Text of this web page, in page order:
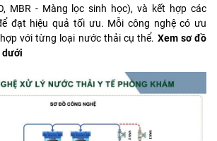
MBR - Màng lọc sinh học), và kết hợp các
đạt hiệu quả tối ưu. Mỗi công nghệ có ưu
với từng loại nước thải cụ thể. Xem sơ đồ
dưới